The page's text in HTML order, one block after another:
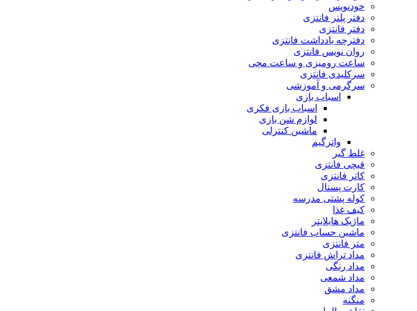
خودنویس
دفتر پلنر فانتزی
دفتر فانتزی
دفترچه یادداشت فانتزی
روان نویس فانتزی
ساعت رومیزی و ساعت مچی
سرکلیدی فانتزی
سرگرمی و آموزشی
اسباب بازی
اسباب بازی فکری
لوازم شن بازی
ماشین کنترلی
واترگیم
غلط گیر
قیچی فانتزی
کاتر فانتزی
کارت پستال
کوله پشتی مدرسه
کیف غذا
ماژیک هایلایتر
ماشین حساب فانتزی
متر فانتزی
مداد تراش فانتزی
مداد رنگی
مداد شمعی
مداد مشق
منگنه